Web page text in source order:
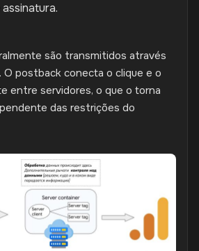
são transmitidos através
O postback conecta o clique e o
entre servidores, o que o torna
das restrições do